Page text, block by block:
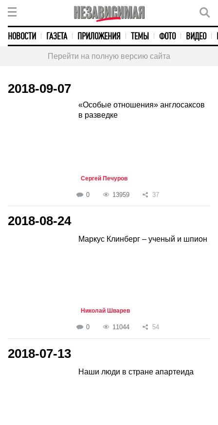
НОВОСТИ ГАЗЕТА ПРИЛОЖЕНИЯ ТЕМЫ ФОТО ВИДЕО
Перейти на полную версию сайта
2018-09-07
«Особые отношения» англосаксов
в разведке
Сергей Печуров
0 13959 37
2018-08-24
Маркус Клинберг – ученый и шпион
Николай Шварев
0 11044 54
2018-07-13
Наши люди в стране апартеида